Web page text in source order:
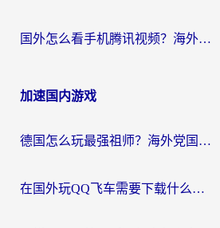
国外怎么看手机腾讯视频？海外党亲测有效的追剧加速器选择指南
加速国内游戏
德国怎么玩最强祖师？海外党国服游戏加速器选择全攻略（附宝可梦Online实测）
在国外玩QQ飞车需要下载什么加速器呢？海外党亲测有效的国服游戏加速指南